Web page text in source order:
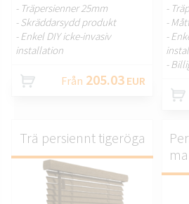
- Träpersienner 25mm
- Skräddarsydd produkt
- Enkel DIY icke-invasiv
installation
Från 205.03 EUR
-
-
-
-
Trä persiennt tigeröga